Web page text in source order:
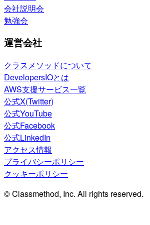
会社説明会
勉強会
運営会社
クラスメソッドについて
DevelopersIOとは
AWS支援サービス一覧
公式X(Twitter)
公式YouTube
公式Facebook
公式LinkedIn
アクセス情報
プライバシーポリシー
クッキーポリシー
© Classmethod, Inc. All rights reserved.